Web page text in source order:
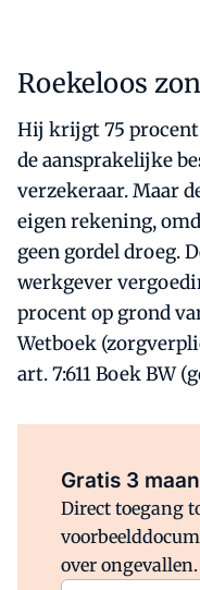
Roekeloos
Hij krijgt 75 procent
de aansprakelijke
verzekeraar. Maar
eigen rekening,
geen gordel droeg.
werkgever
procent op grond
Wetboek
art. 7:611 Boek BW
Gratis 3
Direct toegang
over ongevallen.